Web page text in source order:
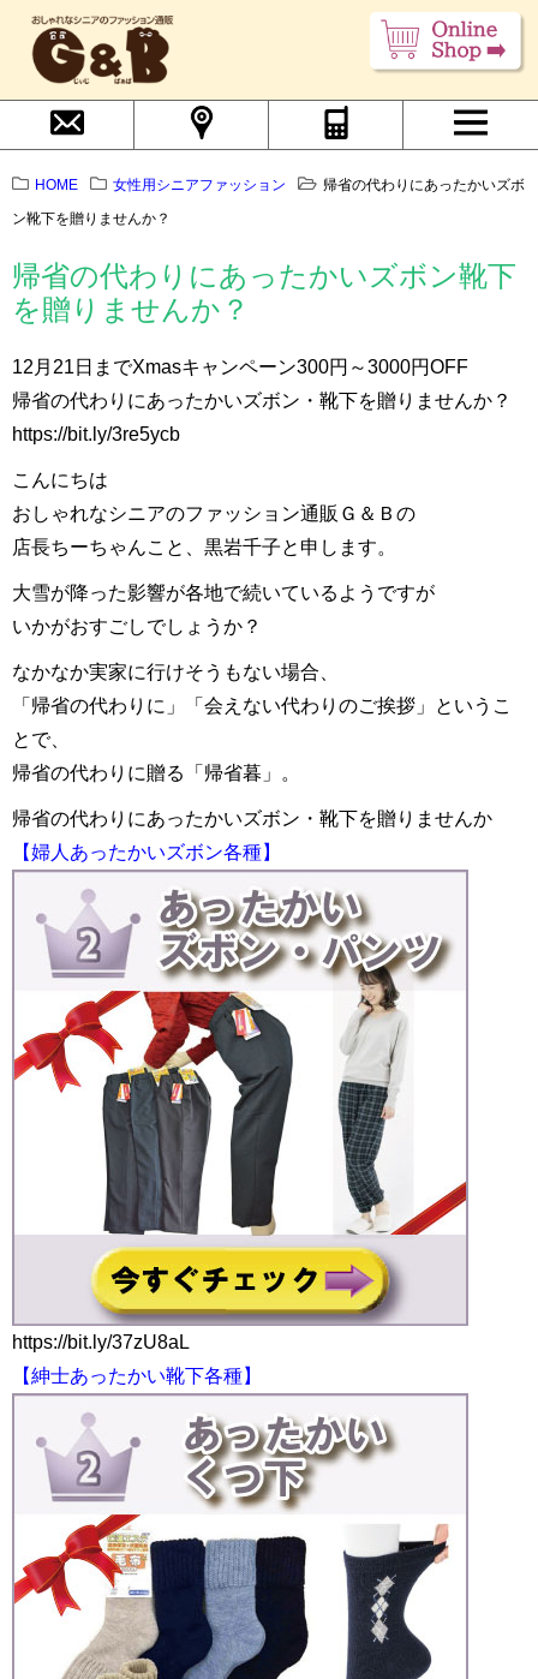
HOME 女性用シニアファッション
帰省の代わりにあったかいズボ
ン靴下を贈りませんか？
帰省の代わりにあったかいズボン靴下
を贈りませんか？
12月21日までXmasキャンペーン300円～3000円OFF
帰省の代わりにあったかいズボン・靴下を贈りませんか？
https://bit.ly/3re5ycb
こんにちは
おしゃれなシニアのファッション通販Ｇ＆Ｂの
店長ちーちゃんこと、黒岩千子と申します。
大雪が降った影響が各地で続いているようですが
いかがおすごしでしょうか？
なかなか実家に行けそうもない場合、
「帰省の代わりに」「会えない代わりのご挨拶」というこ
とで、
帰省の代わりに贈る「帰省暮」。
帰省の代わりにあったかいズボン・靴下を贈りませんか
【婦人あったかいズボン各種】
https://bit.ly/37zU8aL
【紳士あったかい靴下各種】